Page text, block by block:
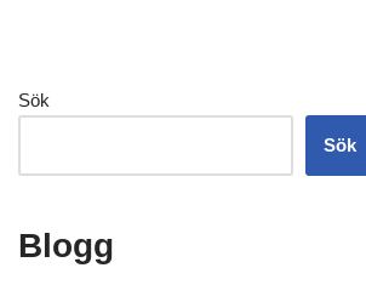
Sök
Sök
Blogg